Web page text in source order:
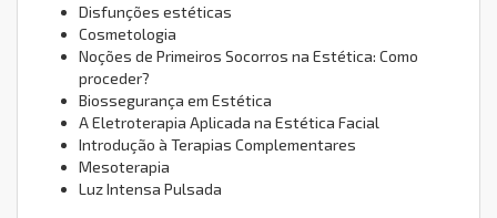
Disfunções estéticas
Cosmetologia
Noções de Primeiros Socorros na Estética: Como
proceder?
Biossegurança em Estética
A Eletroterapia Aplicada na Estética Facial
Introdução à Terapias Complementares
Mesoterapia
Luz Intensa Pulsada